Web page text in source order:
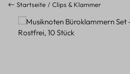
Startseite Clips & Klammer
Bildergalerie überspringen